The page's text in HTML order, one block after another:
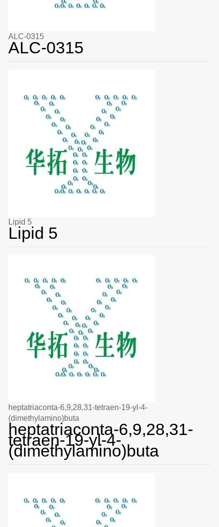
ALC-0315
ALC-0315
Lipid 5
Lipid 5
heptatriaconta-6,9,28,31-tetraen-19-yl-4-
(dimethylamino)buta
heptatriaconta-6,9,28,31-
tetraen-19-yl-4-
(dimethylamino)buta